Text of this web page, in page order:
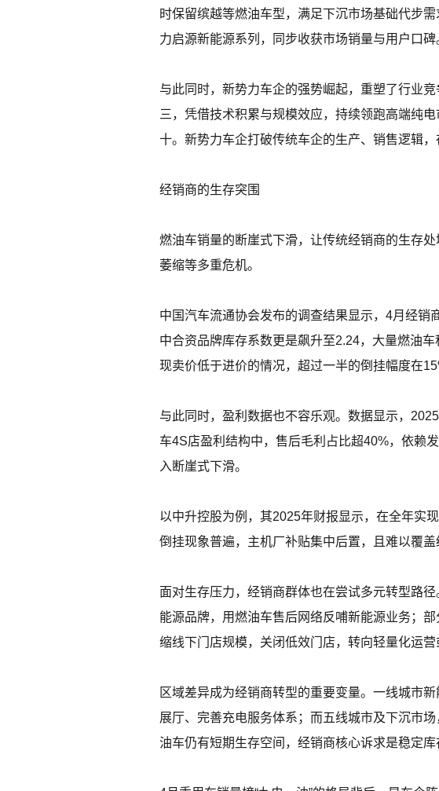
时保留缤越等燃油车型，满足下沉市场基础代步
力启源新能源系列，同步收获市场销量与用户口碑
与此同时，新势力车企的强势崛起，重塑了行业
三，凭借技术积累与规模效应，持续领跑高端纯
十。新势力车企打破传统车企的生产、销售逻辑
经销商的生存突围
燃油车销量的断崖式下滑，让传统经销商的生存
萎缩等多重危机。
中国汽车流通协会发布的调查结果显示，4月经
中合资品牌库存系数更是飙升至2.24，大量燃油
现卖价低于进价的情况，超过一半的倒挂幅度在
与此同时，盈利数据也不容乐观。数据显示，
车4S店盈利结构中，售后毛利占比超40%，依赖
入断崖式下滑。
以中升控股为例，其2025年财报显示，在全年实
倒挂现象普遍，主机厂补贴集中后置，且难以覆
面对生存压力，经销商群体也在尝试多元转型路
能源品牌，用燃油车售后网络反哺新能源业务；
缩线下门店规模，关闭低效门店，转向轻量化运营
区域差异成为经销商转型的重要变量。一线城市
展厅、完善充电服务体系；而五线城市及下沉市
油车仍有短期生存空间，经销商核心诉求是稳定库